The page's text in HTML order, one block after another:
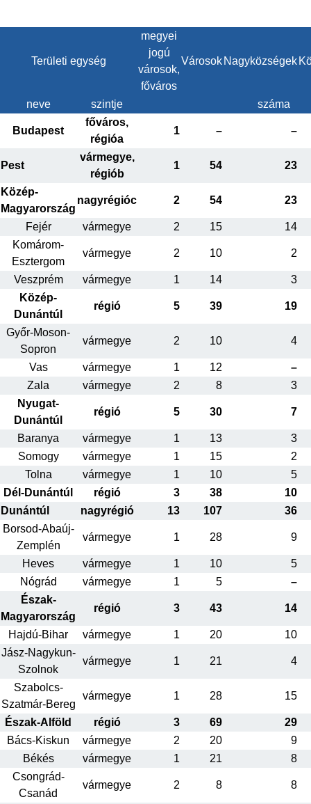
Területi egység
megyei
jogú
városok,
főváros
Városok Nagyközségek
neve szintje száma
Budapest
főváros,
régióa
1 – –
Pest
vármegye,
régiób
1 54 23
Közép-
Magyarország
nagyrégióc 2 54 23
Fejér vármegye 2 15
14
Komárom-
Esztergom
vármegye 2 10 2
Veszprém vármegye 1 14
3
Közép-
Dunántúl
régió 5 39 19
Győr-Moson-
Sopron
vármegye 2 10 4
Vas vármegye 1 12
–
Zala
vármegye 2 8
3
Nyugat-
Dunántúl
régió 5 30 7
Baranya vármegye 1 13
3
Somogy
vármegye 1 15
2
Tolna
vármegye 1 10
5
Dél-Dunántúl
régió 3 38
10
Dunántúl
nagyrégió 13 107
36
Borsod-Abaúj-
Zemplén
vármegye 1 28 9
Heves vármegye 1 10
5
Nógrád
vármegye 1 5
–
Észak-
Magyarország
régió 3 43 14
Hajdú-Bihar vármegye 1 20
10
Jász-Nagykun-
Szolnok
vármegye 1 21 4
Szabolcs-
Szatmár-Bereg
vármegye 1 28 15
Észak-Alföld régió 3 69
29
Bács-Kiskun
vármegye 2 20
9
Békés
vármegye 1 21
8
Csongrád-
Csanád
vármegye 2 8 8